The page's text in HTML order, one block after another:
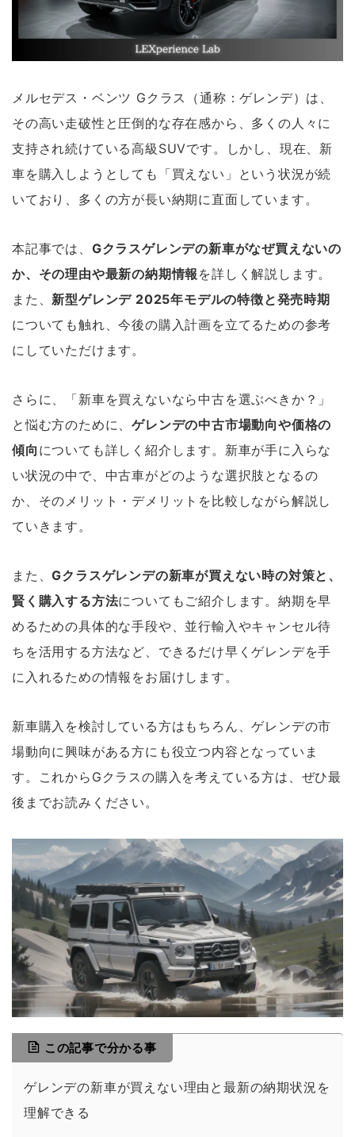
メルセデス・ベンツ Gクラス（通称：ゲレンデ）は、
その高い走破性と圧倒的な存在感から、多くの人々に
支持され続けている高級SUVです。しかし、現在、新
車を購入しようとしても「買えない」という状況が続
いており、多くの方が長い納期に直面しています。
本記事では、 Gクラスゲレンデの新車がなぜ買えないの
か、その理由や最新の納期情報 を詳しく解説します。
また、新型ゲレンデ 2025年モデルの特徴と発売時期
についても触れ、今後の購入計画を立てるための参考
にしていただけます。
さらに、「新車を買えないなら中古を選ぶべきか？」
と悩む方のために、ゲレンデの中古市場動向や価格の
傾向 についても詳しく紹介します。新車が手に入らな
い状況の中で、中古車がどのような選択肢となるの
か、そのメリット・デメリットを比較しながら解説し
ていきます。
また、Gクラスゲレンデの新車が買えない時の対策と、
賢く購入する方法についてもご紹介します。納期を早
めるための具体的な手段や、並行輸入やキャンセル待
ちを活用する方法など、できるだけ早くゲレンデを手
に入れるための情報をお届けします。
新車購入を検討している方はもちろん、ゲレンデの市
場動向に興味がある方にも役立つ内容となっていま
す。これからGクラスの購入を考えている方は、ぜひ最
後までお読みください。
この記事で分かる事
ゲレンデの新車が買えない理由と最新の納期状況を
理解できる